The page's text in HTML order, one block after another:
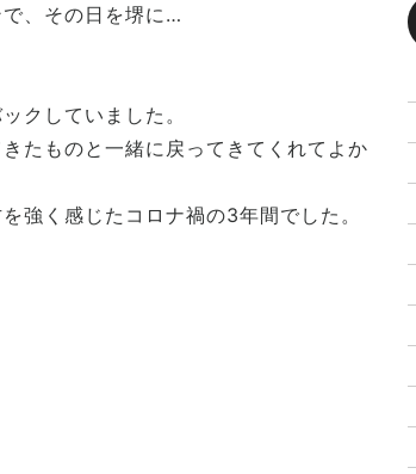
、その日を堺に…
クしていました。
たものと一緒に戻ってきてくれてよか
強く感じたコロナ禍の3年間でした。